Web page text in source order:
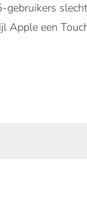
gebruikers
Apple een